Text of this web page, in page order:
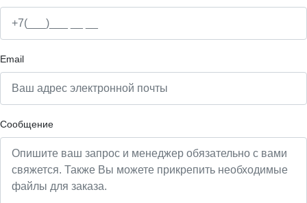
Email
Сообщение